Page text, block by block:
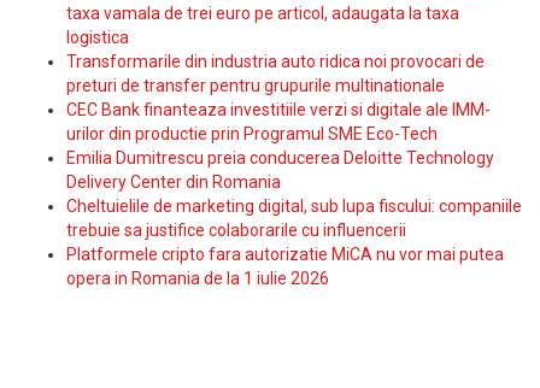
taxa vamala de trei euro pe articol, adaugata la taxa
logistica
Transformarile din industria auto ridica noi provocari de
preturi de transfer pentru grupurile multinationale
CEC Bank finanteaza investitiile verzi si digitale ale IMM-
urilor din productie prin Programul SME Eco-Tech
Emilia Dumitrescu preia conducerea Deloitte Technology
Delivery Center din Romania
Cheltuielile de marketing digital, sub lupa fiscului: companiile
trebuie sa justifice colaborarile cu influencerii
Platformele cripto fara autorizatie MiCA nu vor mai putea
opera in Romania de la 1 iulie 2026